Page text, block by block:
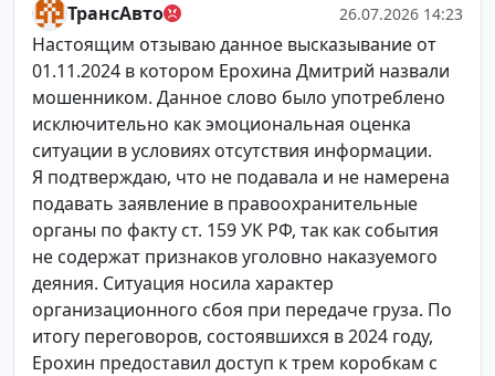
ТрансАвто 26.07.2026 14:23
Настоящим отзываю данное высказывание от
01.11.2024 в котором Ерохина Дмитрий назвали
мошенником. Данное слово было употреблено
исключительно как эмоциональная оценка
ситуации в условиях отсутствия информации.
Я подтверждаю, что не подавала и не намерена
подавать заявление в правоохранительные
органы по факту ст. 159 УК РФ, так как события
не содержат признаков уголовно наказуемого
деяния. Ситуация носила характер
организационного сбоя при передаче груза. По
итогу переговоров, состоявшихся в 2024 году,
Ерохин предоставил доступ к трем коробкам с